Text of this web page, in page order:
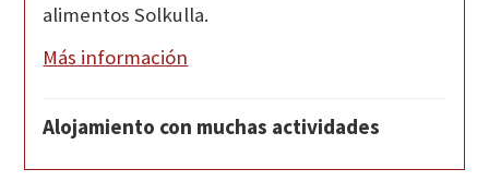
alimentos Solkulla.
Más información
Alojamiento con muchas actividades